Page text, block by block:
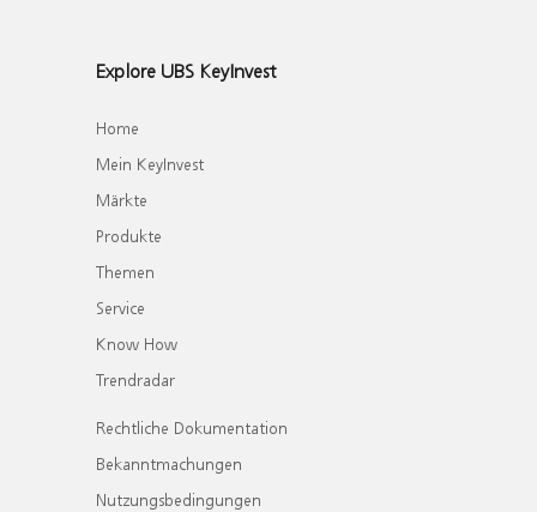
Explore UBS KeyInvest
Home
Mein KeyInvest
Märkte
Produkte
Themen
Service
Know How
Trendradar
Rechtliche Dokumentation
Bekanntmachungen
Nutzungsbedingungen